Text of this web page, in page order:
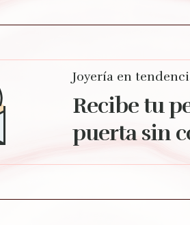
Recibe tu
puerta sin
Joyería en